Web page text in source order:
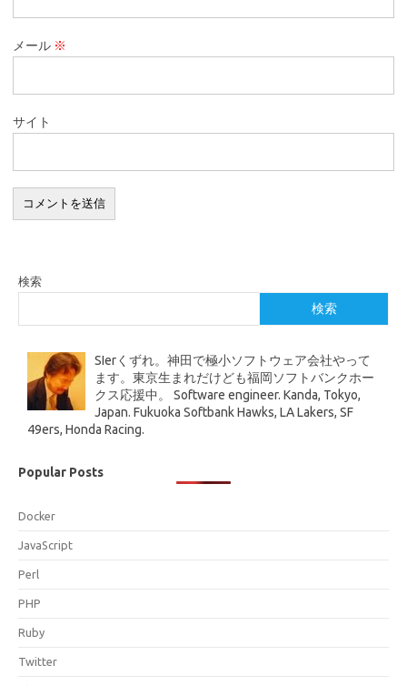
メール ※
サイト
検索
検索
SIerくずれ。神田で極小ソフトウェア会社やって
ます。東京生まれだけども福岡ソフトバンクホー
クス応援中。 Software engineer. Kanda, Tokyo,
Japan. Fukuoka Softbank Hawks, LA Lakers, SF
49ers, Honda Racing.
Popular Posts
Docker
JavaScript
Perl
PHP
Ruby
Twitter